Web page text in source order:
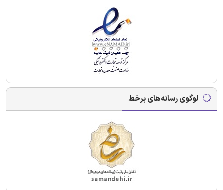
لوگوی رسانه‌های برخط